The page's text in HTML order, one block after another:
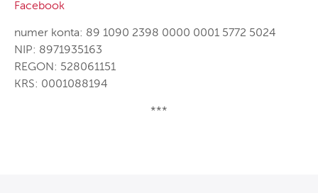
Facebook
numer konta: 89 1090 2398 0000 0001 5772 5024
NIP: 8971935163
REGON: 528061151
KRS: 0001088194
***